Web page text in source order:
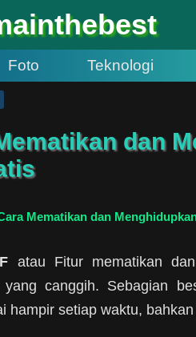
Foto Teknologi
dan
Mematikan dan
atau Fitur mematikan
canggih. Sebagian
hampir setiap waktu,